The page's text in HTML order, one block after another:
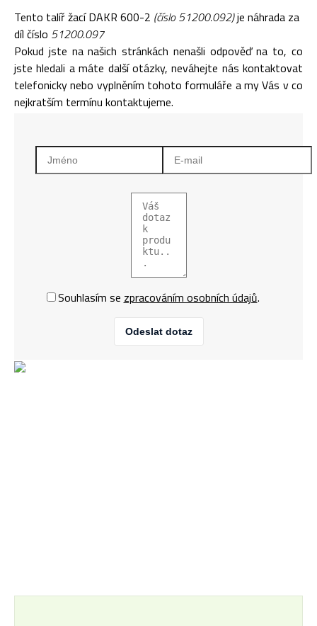
Tento talíř žací DAKR 600-2 (číslo 51200.092)je náhrada za
díl číslo 51200.097
Pokud jste na našich stránkách nenašli odpověď na to, co
jste hledali a máte další otázky, neváhejte nás kontaktovat
telefonicky nebo vyplněním tohoto formuláře a my Vás v co
nejkratším termínu kontaktujeme.
Souhlasím se zpracováním osobních údajů.
Odeslat dotaz